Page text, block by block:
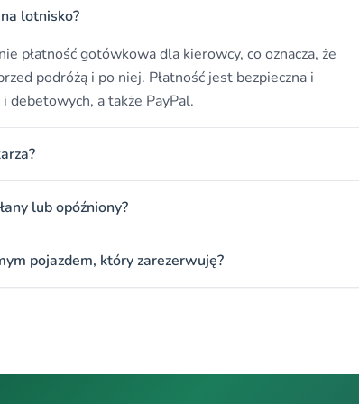
lotnisko?
płatność gotówkowa dla kierowcy, co oznacza, że
podróżą i po niej. Płatność jest bezpieczna i
debetowych, a także PayPal.
lub opóźniony?
pojazdem, który zarezerwuję?